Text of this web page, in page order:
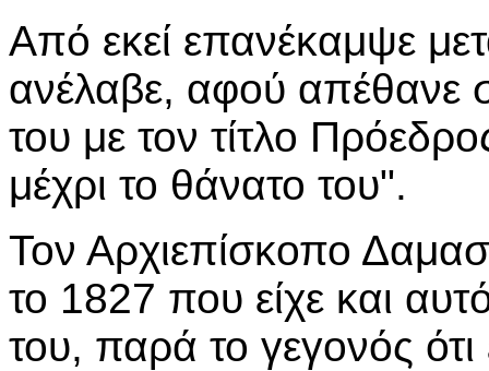
Από εκεί επανέκαμψε
ανέλαβε, αφού απέθανε
του με τον τίτλο
μέχρι το θάνατο του".
Τον Αρχιεπίσκοπο
το 1827 που είχε και
του, παρά το γεγονός ότι